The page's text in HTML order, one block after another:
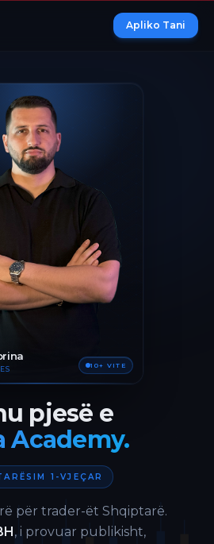
Apliko Tani
10+ VITE
pjesë e
Academy.
1-VJEÇAR
për trader-ët Shqiptarë.
, i provuar publikisht,